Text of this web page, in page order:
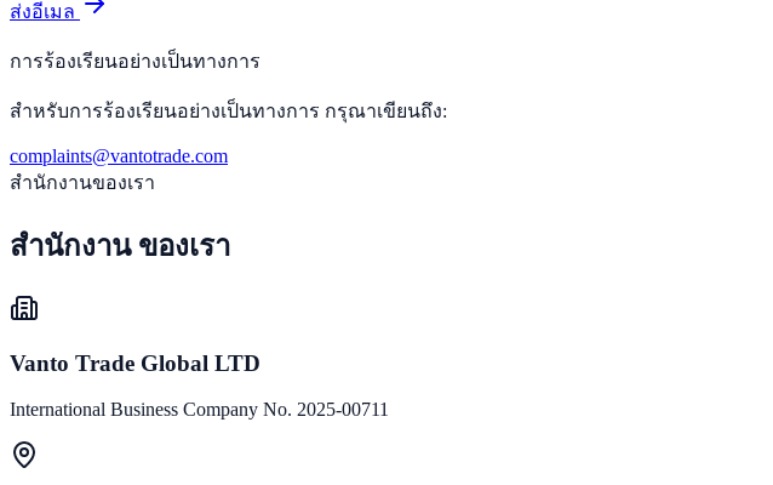
ส่งอีเมล
การร้องเรียนอย่างเป็นทางการ
สำหรับการร้องเรียนอย่างเป็นทางการ กรุณาเขียนถึง:
complaints@vantotrade.com
สำนักงานของเรา
สำนักงาน ของเรา
Vanto Trade Global LTD
International Business Company No. 2025-00711